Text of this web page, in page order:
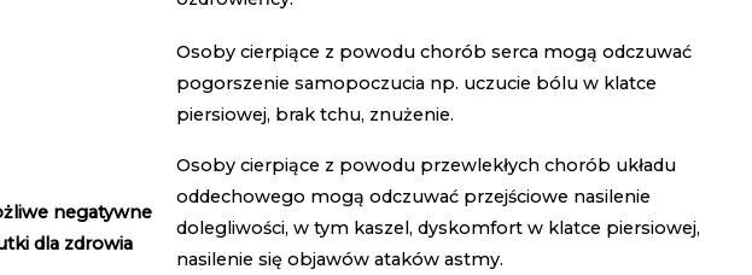
negatywne
dla zdrowia
Osoby cierpiące z powodu chorób serca mogą odczuwać
pogorszenie samopoczucia np. uczucie bólu w klatce
piersiowej, brak tchu, znużenie.
Osoby cierpiące z powodu przewlekłych chorób układu
oddechowego mogą odczuwać przejściowe nasilenie
dolegliwości, w tym kaszel, dyskomfort w klatce piersiowej,
nasilenie się objawów ataków astmy.